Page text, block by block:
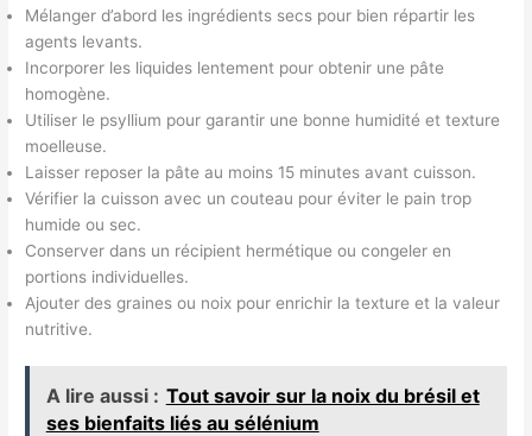
Mélanger d’abord les ingrédients secs pour bien répartir les
agents levants.
Incorporer les liquides lentement pour obtenir une pâte
homogène.
Utiliser le psyllium pour garantir une bonne humidité et texture
moelleuse.
Laisser reposer la pâte au moins 15 minutes avant cuisson.
Vérifier la cuisson avec un couteau pour éviter le pain trop
humide ou sec.
Conserver dans un récipient hermétique ou congeler en
portions individuelles.
Ajouter des graines ou noix pour enrichir la texture et la valeur
nutritive.
A lire aussi : Tout savoir sur la noix du brésil et
ses bienfaits liés au sélénium